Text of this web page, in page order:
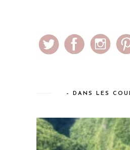
– DANS LES